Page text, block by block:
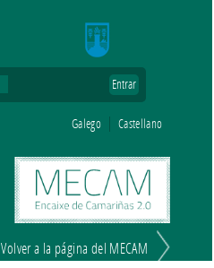
Galego Castellano
Volver a la página del MECAM